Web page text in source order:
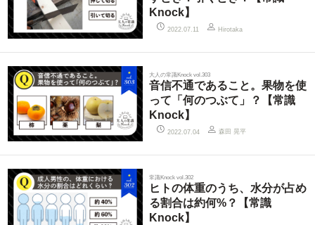
Knock】
2022.07.11 Hirotaka
大人の常識Knock vol.303
音信不通であること。果物を使
って「何のつぶて」？【常識
Knock】
2022.07.04 森田 晃平
常識Knock vol.302
ヒトの体重のうち、水分が占め
る割合は約何%？【常識
Knock】